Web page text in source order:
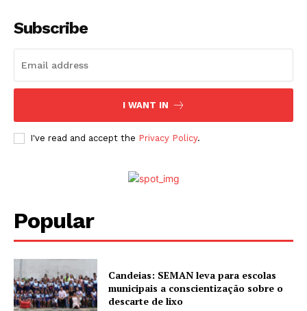
Subscribe
I WANT IN
I've read and accept the Privacy Policy.
Popular
Candeias: SEMAN leva para escolas
municipais a conscientização sobre o
descarte de lixo